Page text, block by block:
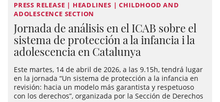
PRESS RELEASE | HEADLINES | CHILDHOOD AND
ADOLESCENCE SECTION
Jornada de análisis en el ICAB sobre el
sistema de protección a la infancia i la
adolescencia en Catalunya
Este martes, 14 de abril de 2026, a las 9.15h, tendrá lugar
en la jornada “Un sistema de protección a la infancia en
revisión: hacia un modelo más garantista y respetuoso
con los derechos”, organizada por la Sección de Derechos